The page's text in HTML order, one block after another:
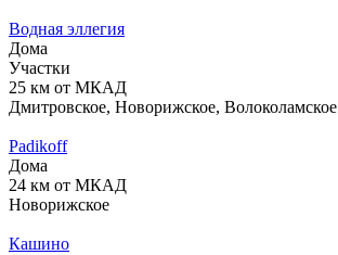
Водная эллегия
Дома
Участки
25 км от МКАД
Дмитровское, Новорижское, Волоколамское
Padikoff
Дома
24 км от МКАД
Новорижское
Кашино